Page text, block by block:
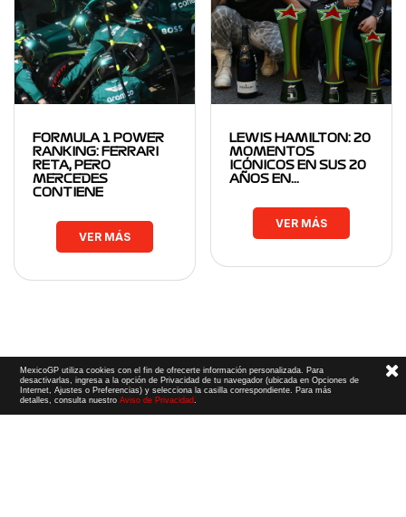
FORMULA 1 POWER
RANKING: FERRARI
RETA, PERO
MERCEDES
CONTIENE
VER MÁS
LEWIS HAMILTON: 20
MOMENTOS
ICÓNICOS EN SUS 20
AÑOS EN…
VER MÁS
MexicoGP utiliza cookies con el fin de ofrecerte información personalizada. Para
desactivarlas, ingresa a la opción de Privacidad de tu navegador (ubicada en Opciones de
Internet, Ajustes o Preferencias) y selecciona la casilla correspondiente. Para más
detalles, consulta nuestroAviso de Privacidad.